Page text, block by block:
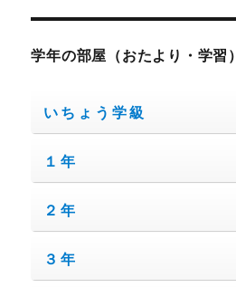
学年の部屋（おたより・学習）
いちょう学級
１年
２年
３年